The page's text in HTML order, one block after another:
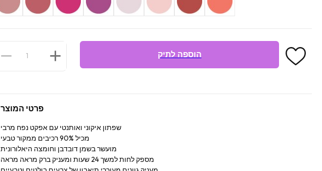
הוספה לתיק
פרטי המוצר
שפתון איקוני ואותנטי עם אפקט נפח מרבי
מכיל 90% רכיבים ממקור טבעי
מועשר בשמן דובדבן וחומצה היאלורונית
מספק לחות למשך 24 שעות ומעניק ברק מראה מראה